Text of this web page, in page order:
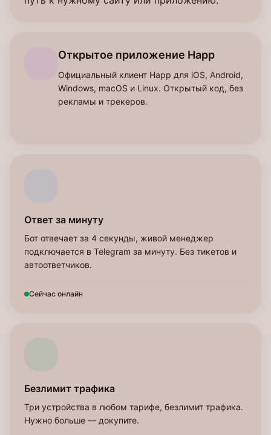
Открытое приложение Happ
Официальный клиент Happ для iOS, Android,
Windows, macOS и Linux. Открытый код, без
рекламы и трекеров.
Ответ за минуту
Бот отвечает за 4 секунды, живой менеджер
подключается в Telegram за минуту. Без тикетов и
автоответчиков.
Сейчас онлайн
Безлимит трафика
Три устройства в любом тарифе, безлимит трафика.
Нужно больше — докупите.